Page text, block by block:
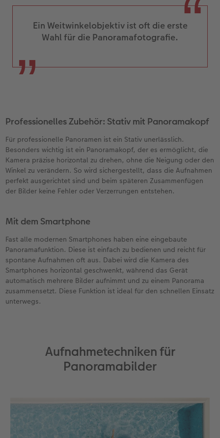
Ein Weitwinkelobjektiv ist oft die erste
Wahl für die Panoramafotografie.
Professionelles Zubehör: Stativ mit Panoramakopf
Für professionelle Panoramen ist ein Stativ unerlässlich.
Besonders wichtig ist ein Panoramakopf, der es ermöglicht, die
Kamera präzise horizontal zu drehen, ohne die Neigung oder den
Winkel zu verändern. So wird sichergestellt, dass die Aufnahmen
perfekt ausgerichtet sind und beim späteren Zusammenfügen
der Bilder keine Fehler oder Verzerrungen entstehen.
Mit dem Smartphone
Fast alle modernen Smartphones haben eine eingebaute
Panoramafunktion. Diese ist einfach zu bedienen und reicht für
spontane Aufnahmen oft aus. Dabei wird die Kamera des
Smartphones horizontal geschwenkt, während das Gerät
automatisch mehrere Bilder aufnimmt und zu einem Panorama
zusammensetzt. Diese Funktion ist ideal für den schnellen Einsatz
unterwegs.
Aufnahmetechniken für
Panoramabilder